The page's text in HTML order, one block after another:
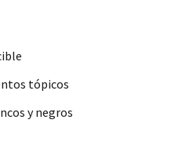
tópicos
y negros